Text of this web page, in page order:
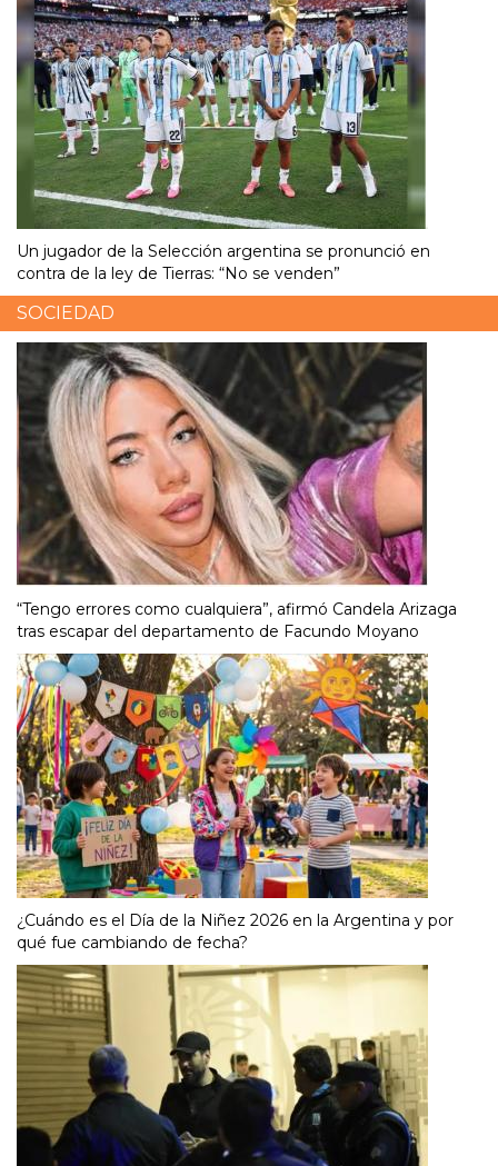
Un jugador de la Selección argentina se pronunció en
contra de la ley de Tierras: “No se venden”
SOCIEDAD
“Tengo errores como cualquiera”, afirmó Candela Arizaga
tras escapar del departamento de Facundo Moyano
¿Cuándo es el Día de la Niñez 2026 en la Argentina y por
qué fue cambiando de fecha?